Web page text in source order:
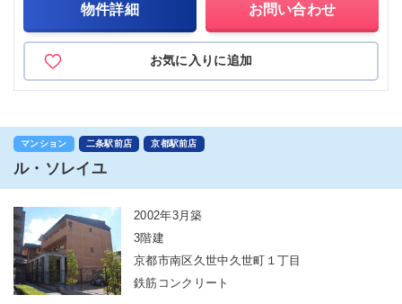
物件詳細 お問い合わせ
お気に入りに追加
マンション 二条駅前店 京都駅前店
ル・ソレイユ
2002年3月築
3階建
京都市南区久世中久世町１丁目
鉄筋コンクリート